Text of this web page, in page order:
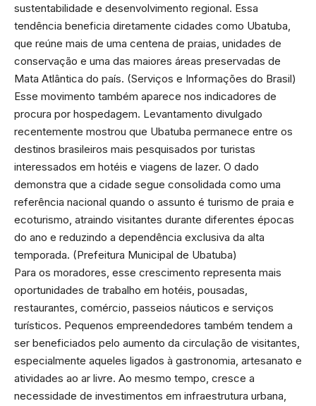
sustentabilidade e desenvolvimento regional. Essa
tendência beneficia diretamente cidades como Ubatuba,
que reúne mais de uma centena de praias, unidades de
conservação e uma das maiores áreas preservadas de
Mata Atlântica do país. (Serviços e Informações do Brasil)
Esse movimento também aparece nos indicadores de
procura por hospedagem. Levantamento divulgado
recentemente mostrou que Ubatuba permanece entre os
destinos brasileiros mais pesquisados por turistas
interessados em hotéis e viagens de lazer. O dado
demonstra que a cidade segue consolidada como uma
referência nacional quando o assunto é turismo de praia e
ecoturismo, atraindo visitantes durante diferentes épocas
do ano e reduzindo a dependência exclusiva da alta
temporada. (Prefeitura Municipal de Ubatuba)
Para os moradores, esse crescimento representa mais
oportunidades de trabalho em hotéis, pousadas,
restaurantes, comércio, passeios náuticos e serviços
turísticos. Pequenos empreendedores também tendem a
ser beneficiados pelo aumento da circulação de visitantes,
especialmente aqueles ligados à gastronomia, artesanato e
atividades ao ar livre. Ao mesmo tempo, cresce a
necessidade de investimentos em infraestrutura urbana,